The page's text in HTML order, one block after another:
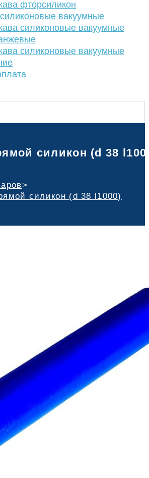
фторсиликон
вакуумные
силиконовые вакуумные
силиконовые вакуумные
силикон (d 38
>
силикон (d 38 l1000)